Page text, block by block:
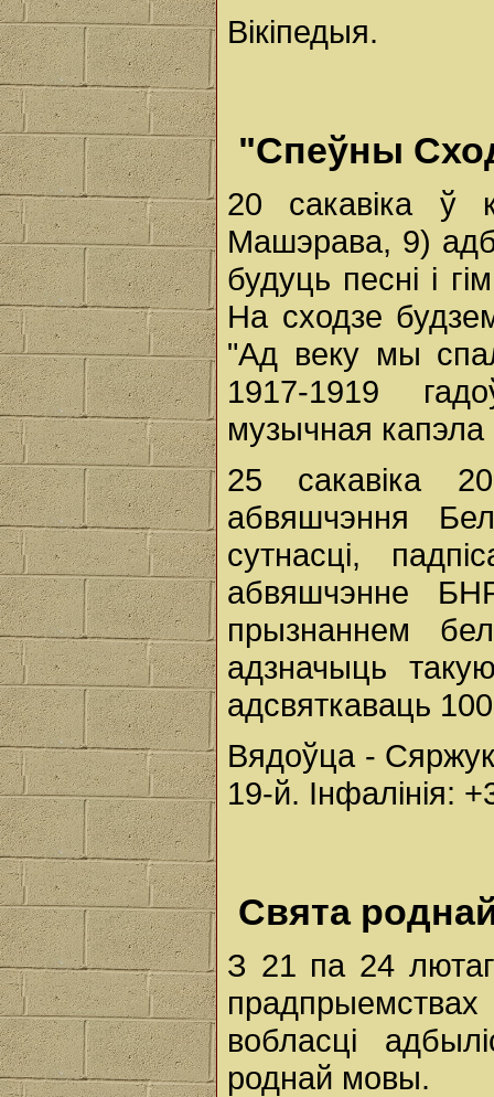
Вікіпедыя.
"Спеўны
20 сакавіка ў
Машэрава, 9)
будуць песні і
На сходзе
"Ад веку мы
1917-1919
музычная капэла
25 сакавіка
абвяшчэння
сутнасці,
абвяшчэнне
прызнаннем
адзначыць
адсвяткаваць
Вядоўца -
19-й. Інфалінія:
Cвята
З 21 па 24
вобласці
роднай мовы.